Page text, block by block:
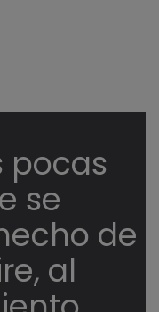
pocas
se
de
al